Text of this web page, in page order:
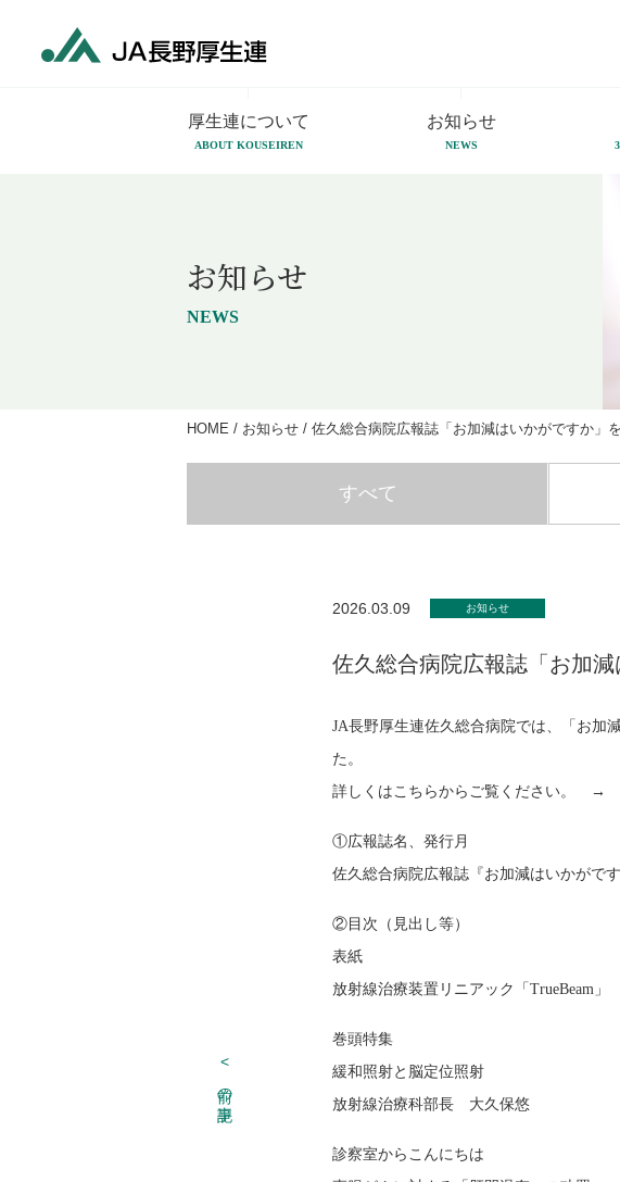
厚生連について
ABOUT KOUSEIREN
お知らせ
NEWS
お知らせ
NEWS
HOME / お知らせ / 佐久総合病院広報誌「お加減はいかがですか」
すべて
2026.03.09 お知らせ
佐久総合病院広報誌「お加
JA長野厚生連佐久総合病院では、「お加
た。
詳しくはこちらからご覧ください。 →
①広報誌名、発行月
佐久総合病院広報誌『お加減はいかがです
②目次（見出し等）
表紙
放射線治療装置リニアック「TrueBeam」
巻頭特集
緩和照射と脳定位照射
放射線治療科部長 大久保悠
診察室からこんにちは
<
前の記事